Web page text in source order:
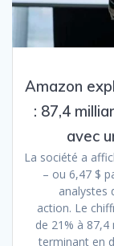
Amazon
: 87,4
avec
La société a
– ou 6,47 $
analystes
action. Le
de 21% à
terminant en